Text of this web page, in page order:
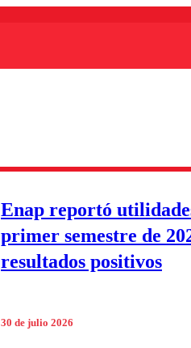
Enap reportó
primer semestre de
resultados positivos
30 de julio 2026